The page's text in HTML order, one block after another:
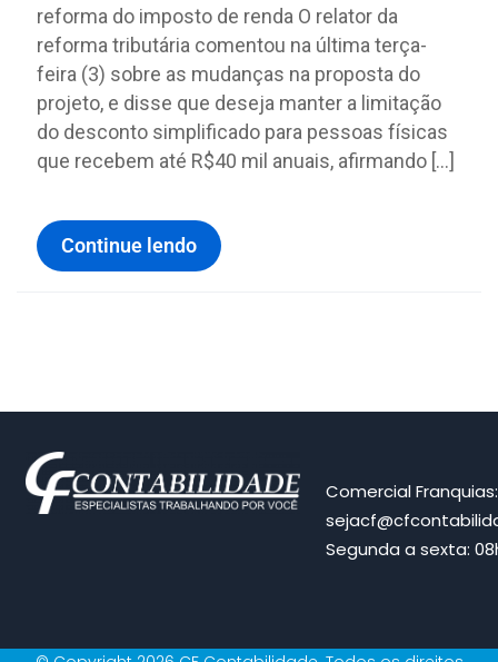
reforma do imposto de renda O relator da
reforma tributária comentou na última terça-
feira (3) sobre as mudanças na proposta do
projeto, e disse que deseja manter a limitação
do desconto simplificado para pessoas físicas
que recebem até R$40 mil anuais, afirmando […]
Continue lendo
Comercial
Segunda a sexta: